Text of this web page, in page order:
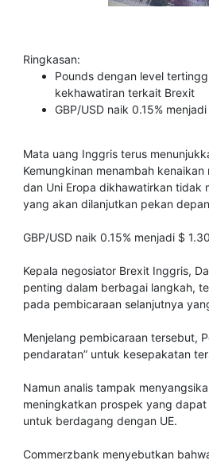
Ringkasan:
Pounds dengan level
kekhawatiran terkait Brexit
GBP/USD naik 0.15%
Mata uang Inggris terus
Kemungkinan menambah
dan Uni Eropa dikhawatirkan tidak
yang akan dilanjutkan pekan
GBP/USD naik 0.15% menjadi $
Kepala negosiator Brexit Inggris,
penting dalam berbagai langkah,
pada pembicaraan selanjutnya
Menjelang pembicaraan tersebut,
pendaratan” untuk kesepakatan
Namun analis tampak
meningkatkan prospek yang
untuk berdagang dengan UE.
Commerzbank menyebutkan